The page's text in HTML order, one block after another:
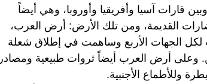
قارات آسيا وأفريقيا وأوروبا، وهي أيضاً
القديمة، ومن تلك الأرض: أرض العرب،
الجهات الأربع وساهمت في إطلاق شعلة
وعلى أرض العرب أيضاً ثروات طبيعية ومصادر
وللأطماع الأجنبية.